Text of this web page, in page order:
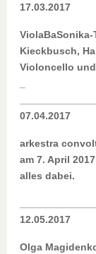
17.03.2017
ViolaBaSonika-
Kieckbusch,
Violoncello
07.04.2017
arkestra
am 7. April
alles dabei.
12.05.2017
Olga